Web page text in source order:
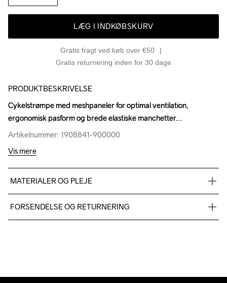
LÆG I INDKØBSKURV
Gratis fragt ved køb over €50
Gratis returnering inden for 30 dage
PRODUKTBESKRIVELSE
Cykelstrømpe med meshpaneler for optimal ventilation,
ergonomisk pasform og brede elastiske manchetter.
Artikelnummer: 1908841-900000
Cykelstrømpe med meshpaneler for optimal ventilation,
ergonomisk pasform og brede elastiske manchetter.
Artikelnummer: 1908841-900000
Vis mere
MATERIALER OG PLEJE
FORSENDELSE OG RETURNERING